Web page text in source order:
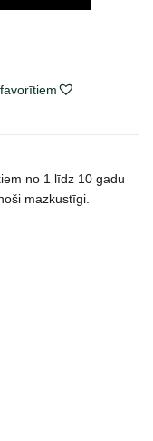
no 1 līdz 10 gadu
mazkustīgi.